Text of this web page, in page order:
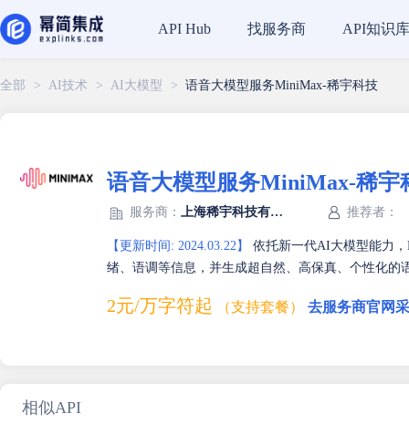
API Hub 找服务商 API知识库
全部 > AI技术 > AI大模型 > 语音大模型服务MiniMax-稀宇科技
语音大模型服务MiniMax-稀宇
服务商： 上海稀宇科技有限公司 推荐者：
【更新时间: 2024.03.22】
依托新一代AI大模型能力
绪、语调等信息，并生成超自然、高保真、个性化的
2元/万字符起 （支持套餐） 去服务商官网
相似API